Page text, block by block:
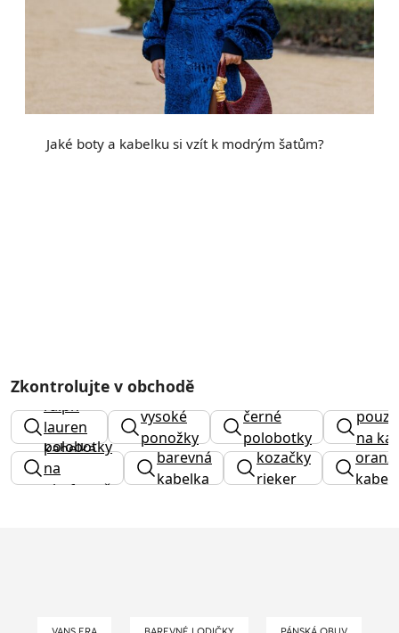
Jaké boty a kabelku si vzít k modrým šatům?
Zkontrolujte v obchodě
ralph
lauren
kabelka
vysoké
ponožky
černé
polobotky
na
polobotky
na
platformě
barevná
kabelka
kozačky
rieker